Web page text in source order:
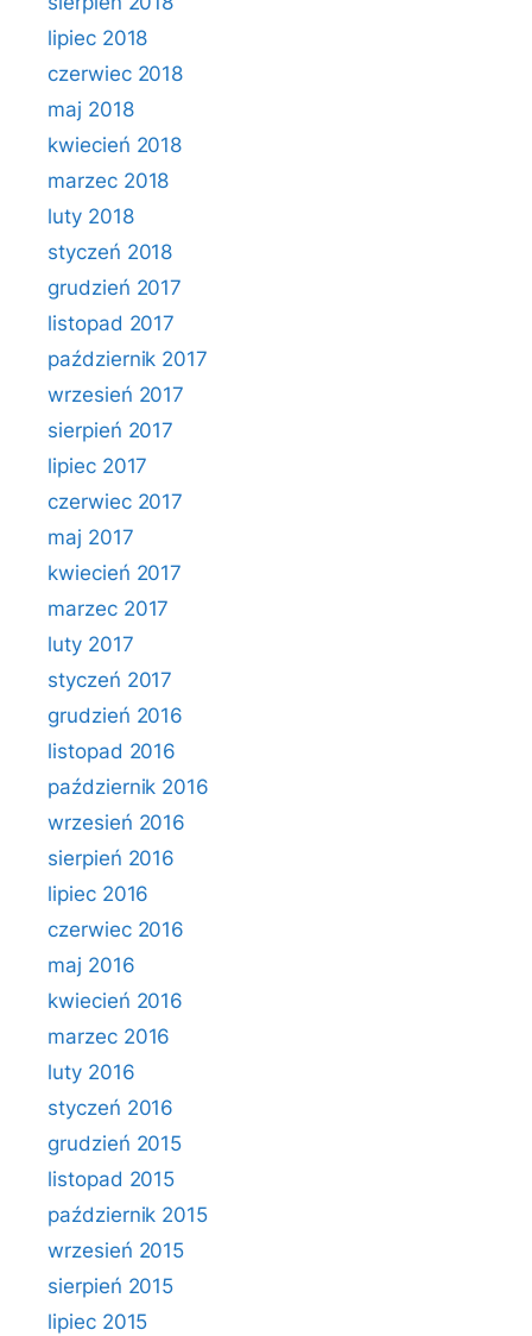
lipiec 2018
czerwiec 2018
maj 2018
kwiecień 2018
marzec 2018
luty 2018
styczeń 2018
grudzień 2017
listopad 2017
październik 2017
wrzesień 2017
sierpień 2017
lipiec 2017
czerwiec 2017
maj 2017
kwiecień 2017
marzec 2017
luty 2017
styczeń 2017
grudzień 2016
listopad 2016
październik 2016
wrzesień 2016
sierpień 2016
lipiec 2016
czerwiec 2016
maj 2016
kwiecień 2016
marzec 2016
luty 2016
styczeń 2016
grudzień 2015
listopad 2015
październik 2015
wrzesień 2015
sierpień 2015
lipiec 2015